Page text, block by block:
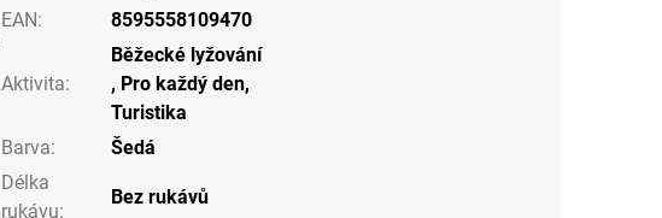
EAN: 8595558109470
Aktivita:
Běžecké lyžování
, Pro každý den,
Turistika
Barva:
Šedá
Délka
rukávu:
Bez rukávů